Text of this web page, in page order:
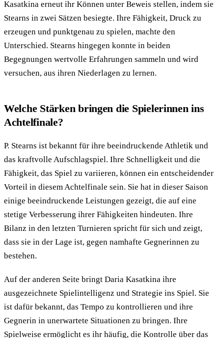
Kasatkina erneut ihr Können unter Beweis stellen, indem sie
Stearns in zwei Sätzen besiegte. Ihre Fähigkeit, Druck zu
erzeugen und punktgenau zu spielen, machte den
Unterschied. Stearns hingegen konnte in beiden
Begegnungen wertvolle Erfahrungen sammeln und wird
versuchen, aus ihren Niederlagen zu lernen.
Welche Stärken bringen die Spielerinnen ins
Achtelfinale?
P. Stearns ist bekannt für ihre beeindruckende Athletik und
das kraftvolle Aufschlagspiel. Ihre Schnelligkeit und die
Fähigkeit, das Spiel zu variieren, können ein entscheidender
Vorteil in diesem Achtelfinale sein. Sie hat in dieser Saison
einige beeindruckende Leistungen gezeigt, die auf eine
stetige Verbesserung ihrer Fähigkeiten hindeuten. Ihre
Bilanz in den letzten Turnieren spricht für sich und zeigt,
dass sie in der Lage ist, gegen namhafte Gegnerinnen zu
bestehen.
Auf der anderen Seite bringt Daria Kasatkina ihre
ausgezeichnete Spielintelligenz und Strategie ins Spiel. Sie
ist dafür bekannt, das Tempo zu kontrollieren und ihre
Gegnerin in unerwartete Situationen zu bringen. Ihre
Spielweise ermöglicht es ihr häufig, die Kontrolle über das